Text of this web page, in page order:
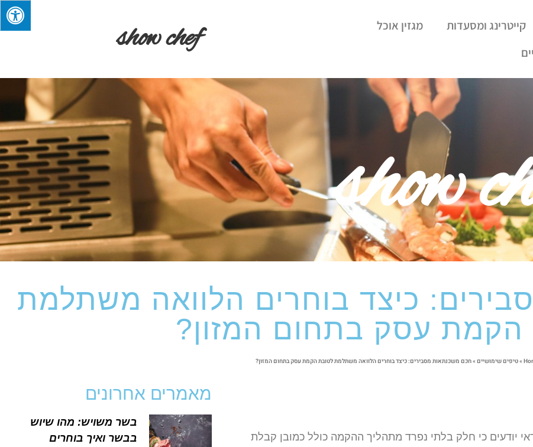
קייטרינג ומסעדות
מגזין אוכל
show chef
show
כיצד בוחרים הלוואה משתלמת
הקמת עסק בתחום המזון?
»טיפים שימושיים »חכם משכנתאות מסבירים: כיצד בוחרים הלוואה משתלמת לטובת הקמת עסק בתחום המזון?
יודעים כי חלק בלתי נפרד מתהליך ההקמה כולל כמובן קבלת
מאמרים אחרונים
בשר משויש: מהו שיוש
בבשר ואיך בוחרים